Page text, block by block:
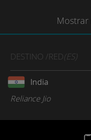
Mostrar
DESTINO /RED(ES)
India
Reliance Jio